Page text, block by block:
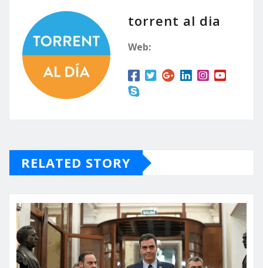
definitivo que será
aprobado…
torrent al dia
Web:
RELATED STORY